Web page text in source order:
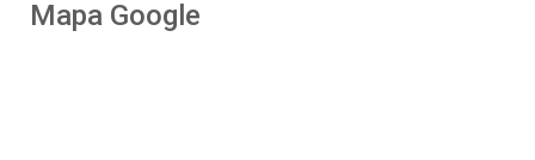
Mapa Google